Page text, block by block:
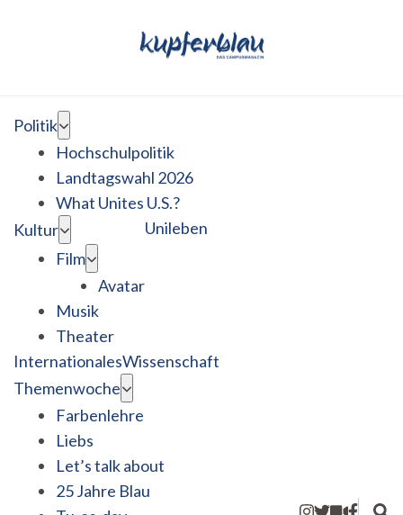
Politik
Hochschulpolitik
Landtagswahl 2026
What Unites U.S.?
Kultur
Film
Avatar
Musik
Theater
Unileben
InternationalesWissenschaft
Themenwoche
Farbenlehre
Liebs
Let’s talk about
25 Jahre Blau